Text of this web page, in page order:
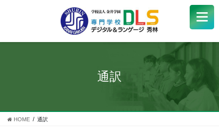
学校紹介+
受験生
学生サポート
通訳
HOME 通訳